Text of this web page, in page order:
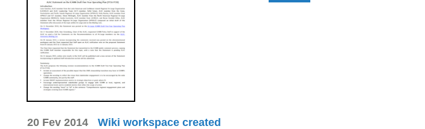
20 Fev 2014
Wiki workspace created